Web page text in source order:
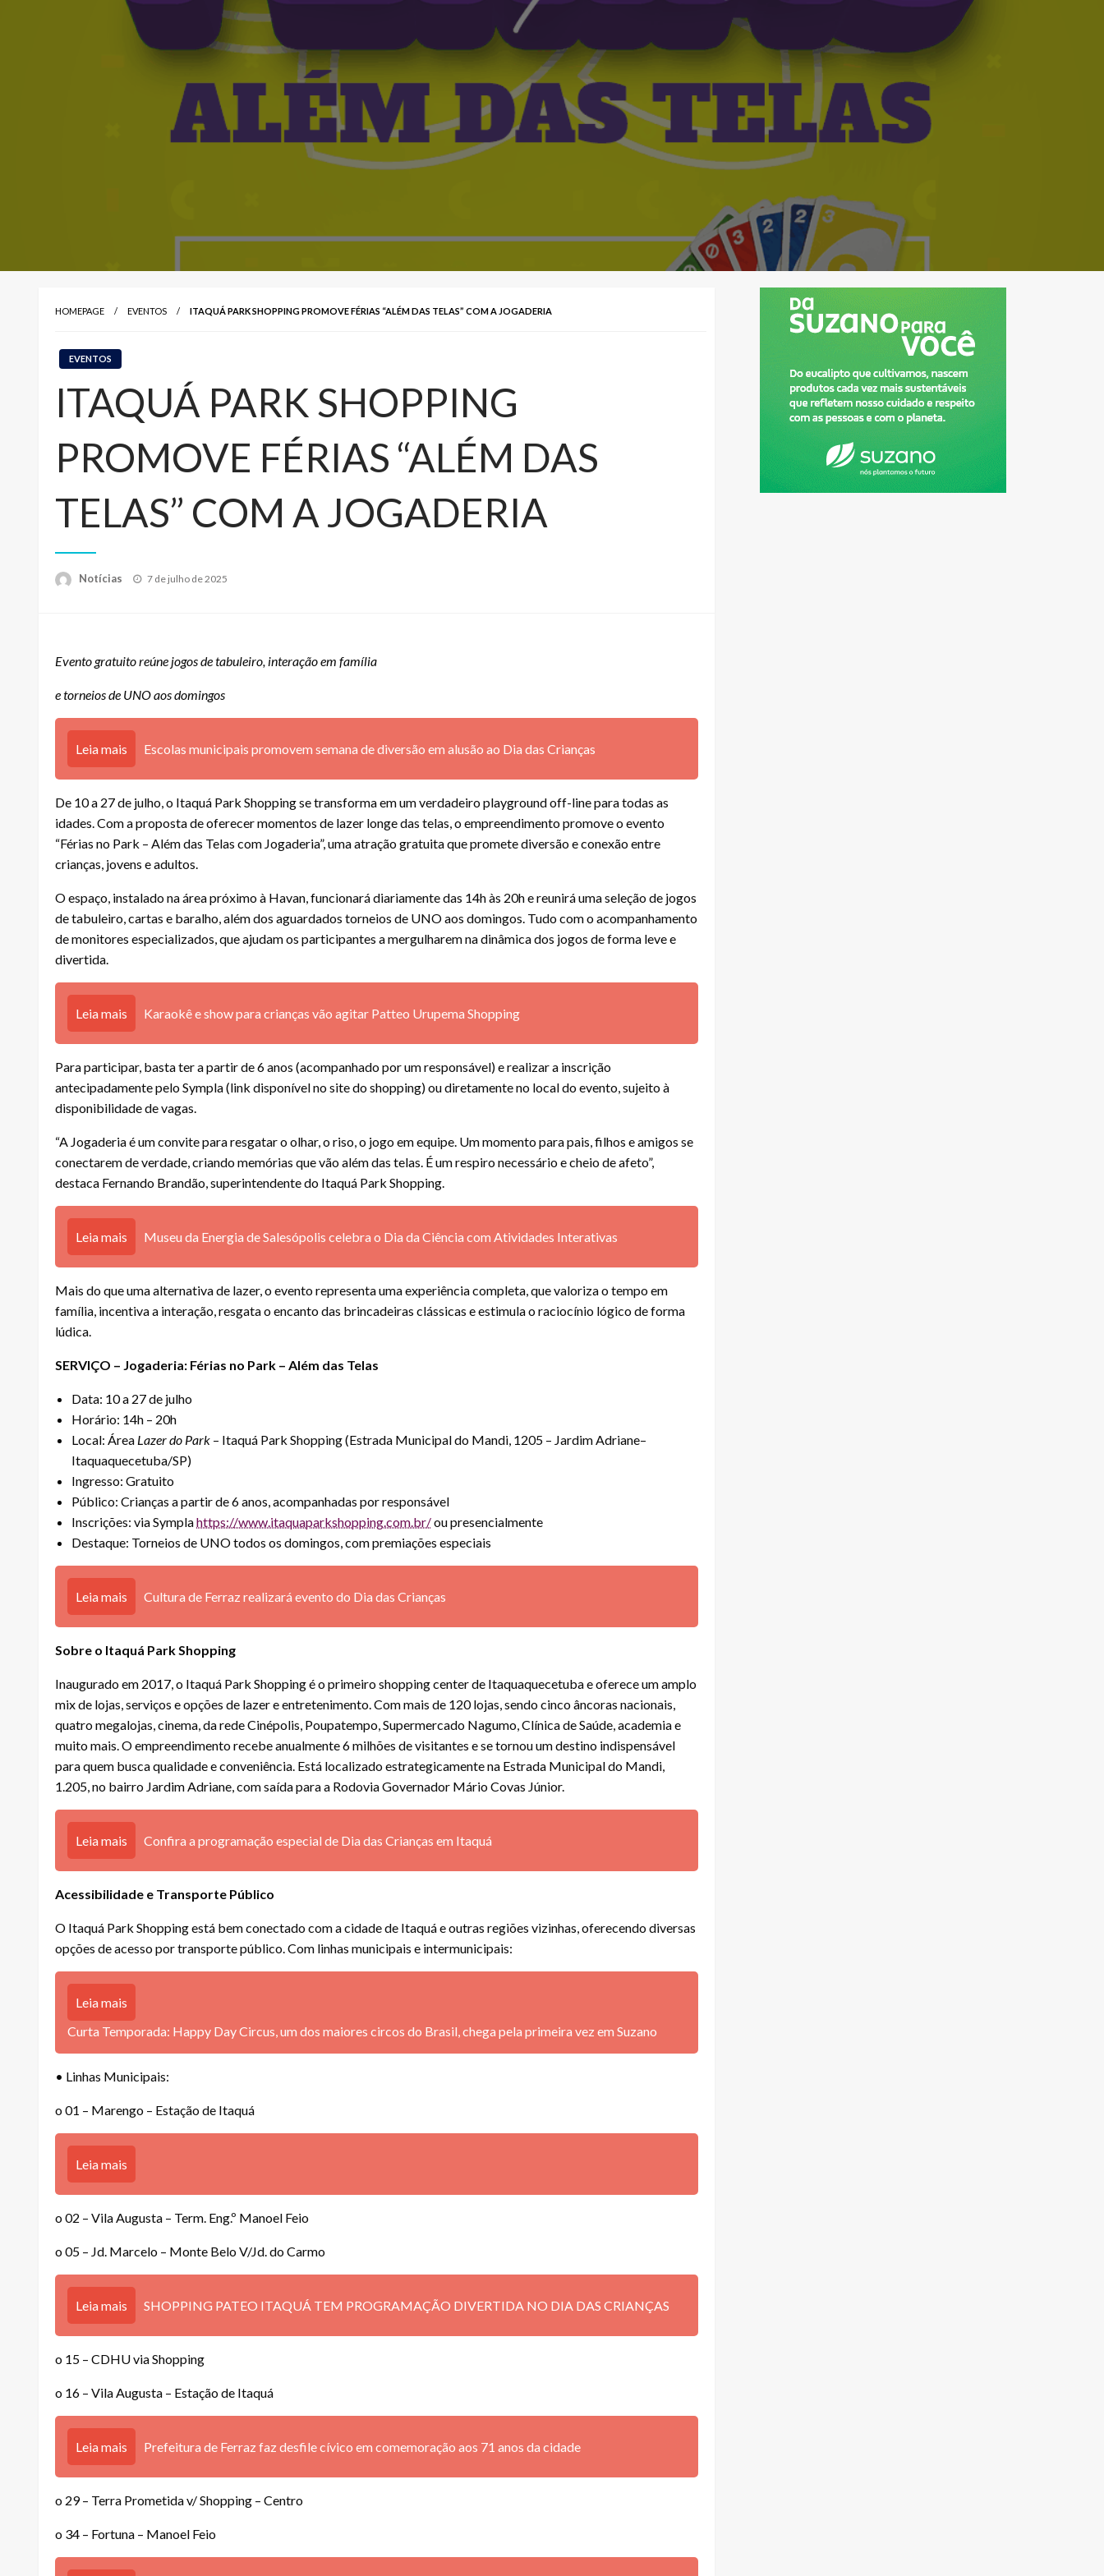
HOMEPAGE EVENTOS ITAQUÁ PARK SHOPPING PROMOVE FÉRIAS “ALÉM DAS TELAS” COM A JOGADERIA
EVENTOS
ITAQUÁ PARK SHOPPING
PROMOVE FÉRIAS “ALÉM DAS
TELAS” COM A JOGADERIA
Notícias
Posted
7 de julho de 2025
Evento gratuito reúne jogos de tabuleiro, interação em família
e torneios de UNO aos domingos
Leia mais Escolas municipais promovem semana de diversão em alusão ao Dia das Crianças
De 10 a 27 de julho, o Itaquá Park Shopping se transforma em um verdadeiro playground off-line para todas as
idades. Com a proposta de oferecer momentos de lazer longe das telas, o empreendimento promove o evento
“Férias no Park – Além das Telas com Jogaderia”, uma atração gratuita que promete diversão e conexão entre
crianças, jovens e adultos.
O espaço, instalado na área próximo à Havan, funcionará diariamente das 14h às 20h e reunirá uma seleção de jogos
de tabuleiro, cartas e baralho, além dos aguardados torneios de UNO aos domingos. Tudo com o acompanhamento
de monitores especializados, que ajudam os participantes a mergulharem na dinâmica dos jogos de forma leve e
divertida.
Leia mais Karaokê e show para crianças vão agitar Patteo Urupema Shopping
Para participar, basta ter a partir de 6 anos (acompanhado por um responsável) e realizar a inscrição
antecipadamente pelo Sympla (link disponível no site do shopping) ou diretamente no local do evento, sujeito à
disponibilidade de vagas.
“A Jogaderia é um convite para resgatar o olhar, o riso, o jogo em equipe. Um momento para pais, filhos e amigos se
conectarem de verdade, criando memórias que vão além das telas. É um respiro necessário e cheio de afeto”,
destaca Fernando Brandão, superintendente do Itaquá Park Shopping.
Leia mais Museu da Energia de Salesópolis celebra o Dia da Ciência com Atividades Interativas
Mais do que uma alternativa de lazer, o evento representa uma experiência completa, que valoriza o tempo em
família, incentiva a interação, resgata o encanto das brincadeiras clássicas e estimula o raciocínio lógico de forma
lúdica.
SERVIÇO – Jogaderia: Férias no Park – Além das Telas
Data: 10 a 27 de julho
Horário: 14h – 20h
Local: Área Lazer do Park – Itaquá Park Shopping (Estrada Municipal do Mandi, 1205 – Jardim Adriane–
Itaquaquecetuba/SP)
Ingresso: Gratuito
Público: Crianças a partir de 6 anos, acompanhadas por responsável
Inscrições: via Symplahttps://www.itaquaparkshopping.com.br/ou presencialmente
Destaque: Torneios de UNO todos os domingos, com premiações especiais
Leia mais Cultura de Ferraz realizará evento do Dia das Crianças
Sobre o Itaquá Park Shopping
Inaugurado em 2017, o Itaquá Park Shopping é o primeiro shopping center de Itaquaquecetuba e oferece um amplo
mix de lojas, serviços e opções de lazer e entretenimento. Com mais de 120 lojas, sendo cinco âncoras nacionais,
quatro megalojas, cinema, da rede Cinépolis, Poupatempo, Supermercado Nagumo, Clínica de Saúde, academia e
muito mais. O empreendimento recebe anualmente 6 milhões de visitantes e se tornou um destino indispensável
para quem busca qualidade e conveniência. Está localizado estrategicamente na Estrada Municipal do Mandi,
1.205, no bairro Jardim Adriane, com saída para a Rodovia Governador Mário Covas Júnior.
Leia mais Confira a programação especial de Dia das Crianças em Itaquá
Acessibilidade e Transporte Público
O Itaquá Park Shopping está bem conectado com a cidade de Itaquá e outras regiões vizinhas, oferecendo diversas
opções de acesso por transporte público. Com linhas municipais e intermunicipais:
Leia mais
Curta Temporada: Happy Day Circus, um dos maiores circos do Brasil, chega pela primeira vez em Suzano
• Linhas Municipais:
o 01 – Marengo – Estação de Itaquá
Leia mais
o 02 – Vila Augusta – Term. Eng.º Manoel Feio
o 05 – Jd. Marcelo – Monte Belo V/Jd. do Carmo
Leia mais SHOPPING PATEO ITAQUÁ TEM PROGRAMAÇÃO DIVERTIDA NO DIA DAS CRIANÇAS
o 15 – CDHU via Shopping
o 16 – Vila Augusta – Estação de Itaquá
Leia mais Prefeitura de Ferraz faz desfile cívico em comemoração aos 71 anos da cidade
o 29 – Terra Prometida v/ Shopping – Centro
o 34 – Fortuna – Manoel Feio